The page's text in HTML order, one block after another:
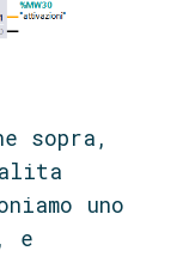
sopra,
uno
e